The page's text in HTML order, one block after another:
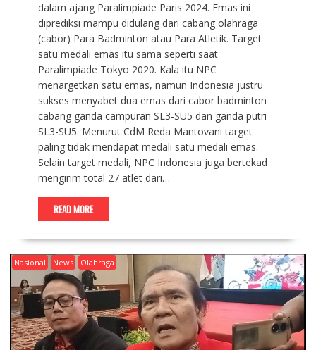
dalam ajang Paralimpiade Paris 2024. Emas ini
diprediksi mampu didulang dari cabang olahraga
(cabor) Para Badminton atau Para Atletik. Target
satu medali emas itu sama seperti saat
Paralimpiade Tokyo 2020. Kala itu NPC
menargetkan satu emas, namun Indonesia justru
sukses menyabet dua emas dari cabor badminton
cabang ganda campuran SL3-SU5 dan ganda putri
SL3-SU5. Menurut CdM Reda Mantovani target
paling tidak mendapat medali satu medali emas.
Selain target medali, NPC Indonesia juga bertekad
mengirim total 27 atlet dari…
READ MORE
Nasional News Olahraga